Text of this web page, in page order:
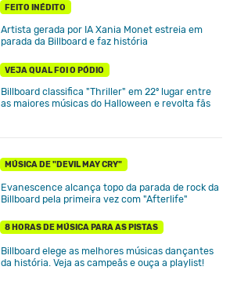
FEITO INÉDITO
Artista gerada por IA Xania Monet estreia em
parada da Billboard e faz história
VEJA QUAL FOI O PÓDIO
Billboard classifica "Thriller" em 22º lugar entre
as maiores músicas do Halloween e revolta fãs
MÚSICA DE "DEVIL MAY CRY"
Evanescence alcança topo da parada de rock da
Billboard pela primeira vez com "Afterlife"
8 HORAS DE MÚSICA PARA AS PISTAS
Billboard elege as melhores músicas dançantes
da história. Veja as campeãs e ouça a playlist!